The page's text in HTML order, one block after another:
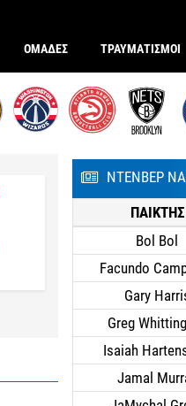
ΟΜΑΔΕΣ ΤΡΑΥΜΑΤΙΣΜΟΙ
ΝΤΕΝΒΕΡ
ΠΑΙΚΤΗΣ
Bol Bol
Facundo
Gary
Greg
Isaiah
Jamal